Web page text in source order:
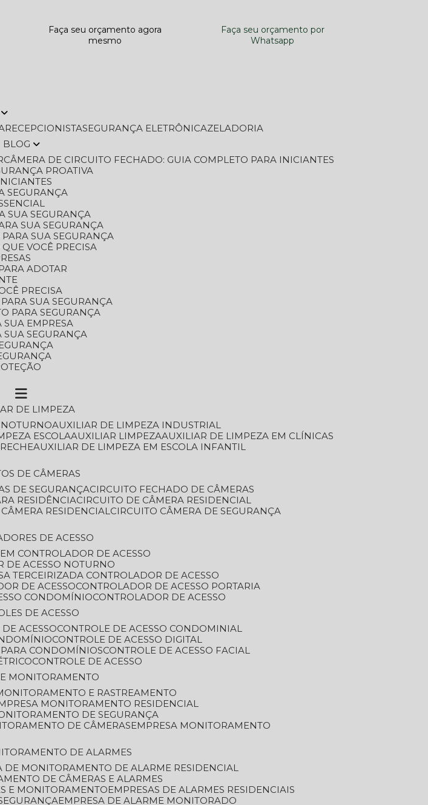
Faça seu orçamento agora
mesmo
Faça seu orçamento por
Whatsapp
RECEPCIONISTA SEGURANÇA ELETRÔNICA
ZELADORIA
BLOG
CÂMERA DE CIRCUITO FECHADO: GUIA COMPLETO PARA INICIANTES
PROATIVA
SEGURANÇA
SUA SEGURANÇA
SUA SEGURANÇA
SUA SEGURANÇA
VOCÊ PRECISA
ADOTAR
PRECISA
SUA SEGURANÇA
PARA SEGURANÇA
SUA EMPRESA
SUA SEGURANÇA
DE LIMPEZA
NOTURNO
AUXILIAR DE LIMPEZA INDUSTRIAL
ESCOLA AUXILIAR LIMPEZA
AUXILIAR DE LIMPEZA EM CLÍNICAS
AUXILIAR DE LIMPEZA EM ESCOLA INFANTIL
DE CÂMERAS
DE SEGURANÇA
CIRCUITO FECHADO DE CÂMERAS
RESIDÊNCIA
CIRCUITO DE CÂMERA RESIDENCIAL
CÂMERA RESIDENCIAL
CIRCUITO CÂMERA DE SEGURANÇA
DE ACESSO
CONTROLADOR DE ACESSO
DE ACESSO NOTURNO
TERCEIRIZADA CONTROLADOR DE ACESSO
DE ACESSO
CONTROLADOR DE ACESSO PORTARIA
CONDOMÍNIO
CONTROLADOR DE ACESSO
DE ACESSO
DE ACESSO
CONTROLE DE ACESSO CONDOMINIAL
CONTROLE DE ACESSO DIGITAL
PARA CONDOMÍNIOS
CONTROLE DE ACESSO FACIAL
CONTROLE DE ACESSO
MONITORAMENTO
E RASTREAMENTO
MONITORAMENTO RESIDENCIAL
DE SEGURANÇA
DE CÂMERAS
EMPRESA MONITORAMENTO
DE ALARMES
DE MONITORAMENTO DE ALARME RESIDENCIAL
DE CÂMERAS E ALARMES
E MONITORAMENTO
EMPRESAS DE ALARMES RESIDENCIAIS
EMPRESA DE ALARME MONITORADO